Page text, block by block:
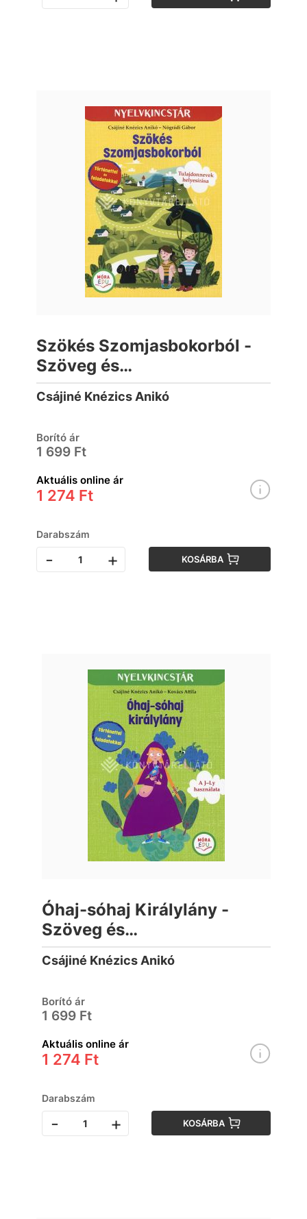
Szökés Szomjasbokorból -
Szöveg és
feladatgyűjtemény a
tulajdonnevek
Csájiné Knézics Anikó
Borító ár
1 699 Ft
Aktuális online ár
1 274 Ft
Darabszám
- + KOSÁRBA
Óhaj-sóhaj Királylány -
Szöveg és
feladatgyűjtemény a j-ly
gyakorlásához
Csájiné Knézics Anikó
Borító ár
1 699 Ft
Aktuális online ár
1 274 Ft
Darabszám
- + KOSÁRBA